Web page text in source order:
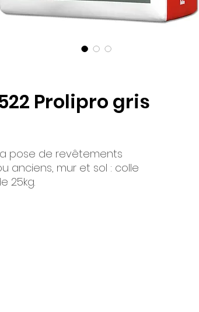
Prolipro gris
pose de revêtements
anciens, mur et sol : colle
25kg.